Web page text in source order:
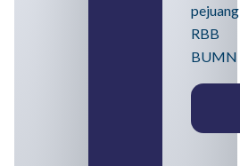
pejuang
RBB
BUMN